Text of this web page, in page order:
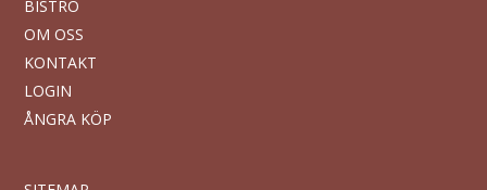
BISTRO
OM OSS
KONTAKT
LOGIN
ÅNGRA KÖP